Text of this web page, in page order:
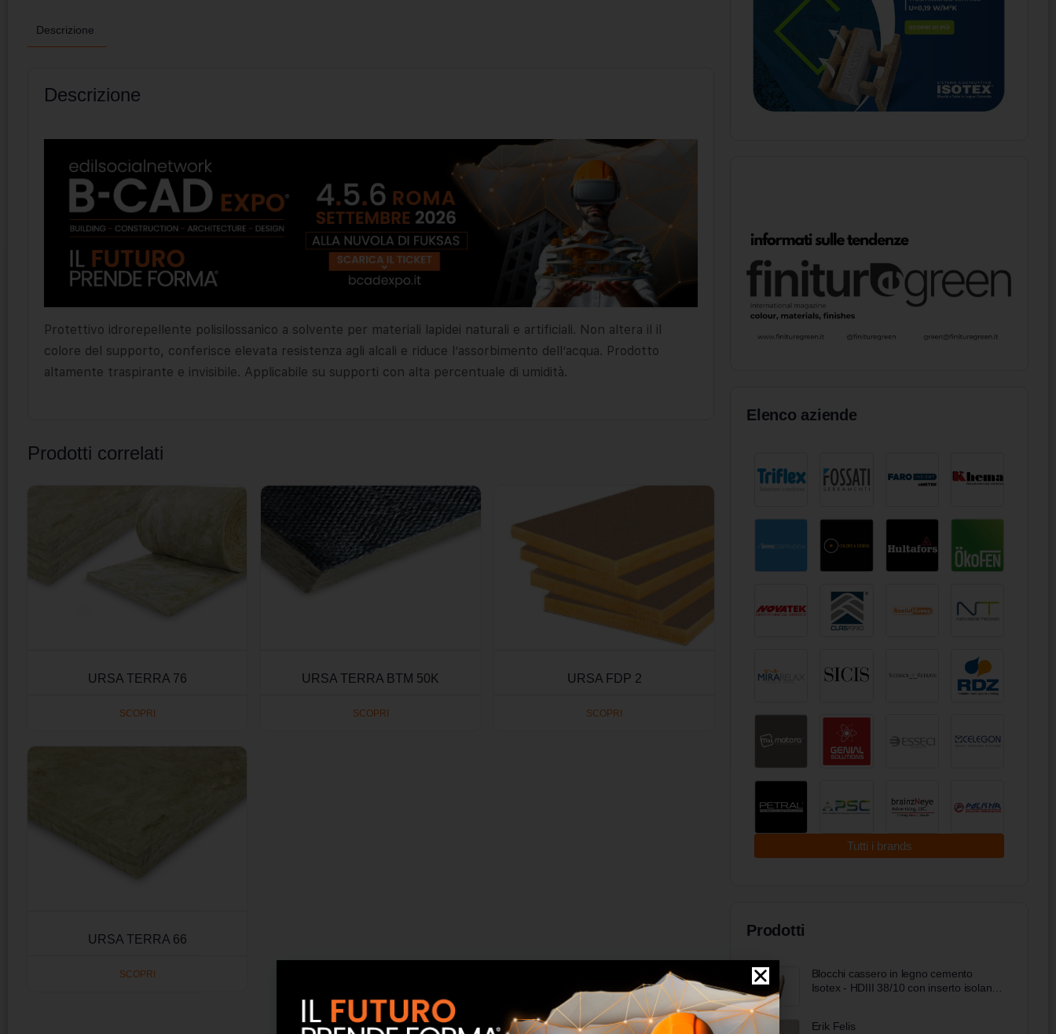
Descrizione
Descrizione
Protettivo idrorepellente polisilossanico a solvente per materiali lapidei naturali e artificiali. Non altera il il
colore del supporto, conferisce elevata resistenza agli alcali e riduce l’assorbimento dell’acqua. Prodotto
altamente traspirante e invisibile. Applicabile su supporti con alta percentuale di umidità.
Prodotti correlati
URSA TERRA 76
SCOPRI
URSA TERRA BTM 50K
SCOPRI
URSA FDP 2
SCOPRI
URSA TERRA 66
SCOPRI
Elenco aziende
Tutti i brands
Prodotti
Blocchi cassero in legno cemento
Isotex - HDIII 38/10 con inserto isolante
Erik Felis